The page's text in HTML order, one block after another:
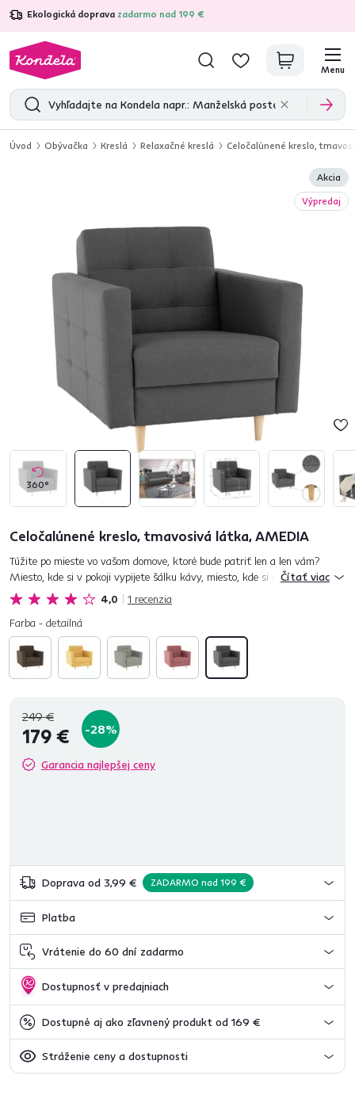
Ekologická doprava zadarmo nad 199 €
4,7 31 211overených produktových recenzií
Menu
Úvod Obývačka Kreslá Relaxačné kreslá Celočalúnené kreslo,
360°
Akcia
Výpredaj
Celočalúnené kreslo, tmavosivá látka, AMEDIA
4,0 1 recenzia
Túžite po mieste vo vašom domove, ktoré bude patriť len a len vám?
Miesto, kde si v pokoji vypijete šálku kávy, miesto, kde si nerušene
prečítate knihu či len tak zrelaxujete? Naše kreslo AMEDIA v ele...
Čítať viac
Farba - detailná
249 €
179 € -28%
Garancia najlepšej ceny
Doprava od 3,99 € ZADARMO nad 199 €
Platba
Vrátenie do 60 dní zadarmo
Dostupnosť v predajniach
Dostupné aj ako zľavnený produkt od 169 €
Stráženie ceny a dostupnosti